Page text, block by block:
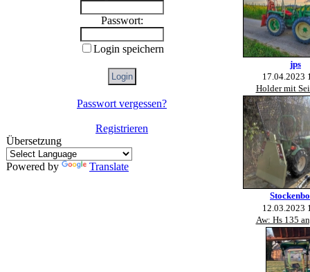
Passwort:
Login speichern
Passwort vergessen?
Registrieren
Übersetzung
Powered by Translate
jps
17.04.2023
Holder mit
12.03.2023
Aw: Hs 135